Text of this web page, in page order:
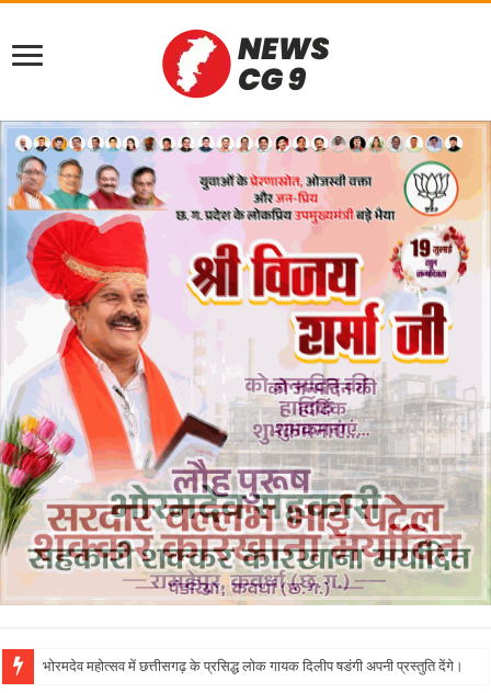
भोरमदेव महोत्सव में छत्तीसगढ़ के प्रसिद्ध लोक गायक दिलीप षडंगी अपनी प्रस्तुति देंगे।